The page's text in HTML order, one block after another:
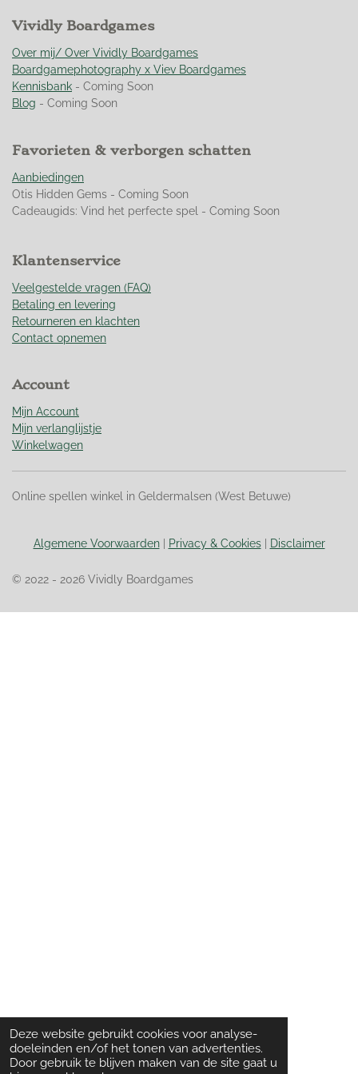
Deze website gebruikt cookies voor analyse-
doeleinden en/of het tonen van advertenties.
Door gebruik te blijven maken van de site gaat u
n
:
4
.
9
7
0
4
2
3
2
1
s
t
r
e
n
r
r
r
e
n
r
r
e
n
r
r
e
n
r
r
e
n
n
Vividly Boardgames
Over mij/ Over Vividly Boardgames
Boardgamephotography x Viev Boardgames
Kennisbank - Coming Soon
Blog - Coming Soon
Favorieten & verborgen schatten
Aanbiedingen
Otis Hidden Gems - Coming Soon
Cadeaugids: Vind het perfecte spel - Coming Soon
Klantenservice
Veelgestelde vragen (FAQ)
Betaling en levering
Retourneren en klachten
Contact opnemen
Account
Mijn Account
Mijn verlanglijstje
Winkelwagen
Online spellen winkel in Geldermalsen (West Betuwe)
Algemene Voorwaarden| Privacy & Cookies| Disclaimer
© 2022 - 2026 Vividly Boardgames